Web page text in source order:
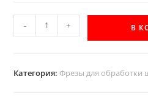
Количество
товара
- + В
Категория:Фрезы для обработки